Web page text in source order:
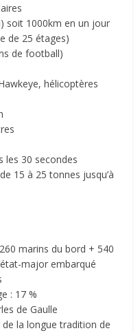
soit 1000km en un jour
de 25 étages)
de football)
hélicoptères
les 30 secondes
15 à 25 tonnes jusqu’à
marins du bord + 540
major embarqué
: 17 %
de Gaulle
la longue tradition de